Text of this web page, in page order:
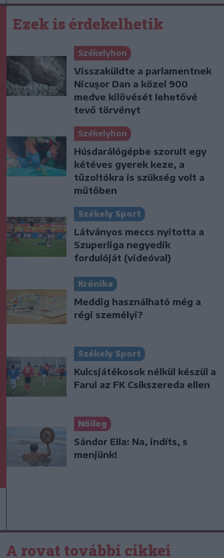
Ezek is érdekelhetik
Székelyhon
Visszaküldte a parlamentnek
Nicușor Dan a közel 900
medve kilövését lehetővé
tevő törvényt
Székelyhon
Húsdarálógépbe szorult egy
kétéves gyerek keze, a
tűzoltókra is szükség volt a
műtőben
Székely Sport
Látványos meccs nyitotta a
Szuperliga negyedik
fordulóját (videóval)
Krónika
Meddig használható még a
régi személyi?
Székely Sport
Kulcsjátékosok nélkül készül a
Farul az FK Csíkszereda ellen
Nőileg
Sándor Ella: Na, indíts, s
menjünk!
A rovat további cikkei